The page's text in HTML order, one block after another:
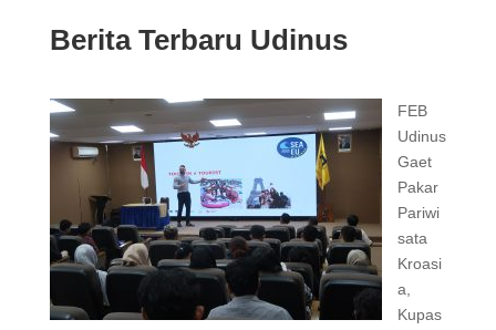
Berita Terbaru Udinus
FEB
Udinus
Gaet
Pakar
Pariwi
sata
Kroasi
a,
Kupas